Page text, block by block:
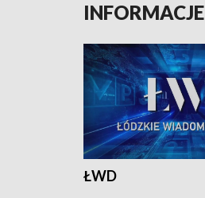
INFORMACJE
ŁWD